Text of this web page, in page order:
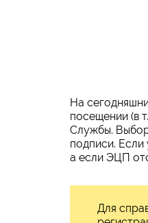
На
посещении (в
Службы. Выбор
подписи. Если
а если ЭЦП
Для